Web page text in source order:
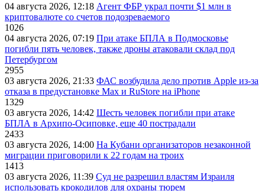
04 августа 2026, 12:18 Агент ФБР украл почти $1 млн в
криптовалюте со счетов подозреваемого
1026
04 августа 2026, 07:19 При атаке БПЛА в Подмосковье
погибли пять человек, также дроны атаковали склад под
Петербургом
2955
03 августа 2026, 21:33 ФАС возбудила дело против Apple из-за
отказа в предустановке Max и RuStore на iPhone
1329
03 августа 2026, 14:42 Шесть человек погибли при атаке
БПЛА в Архипо-Осиповке, еще 40 пострадали
2433
03 августа 2026, 14:00 На Кубани организаторов незаконной
миграции приговорили к 22 годам на троих
1413
03 августа 2026, 11:39 Суд не разрешил властям Израиля
использовать крокодилов для охраны тюрем